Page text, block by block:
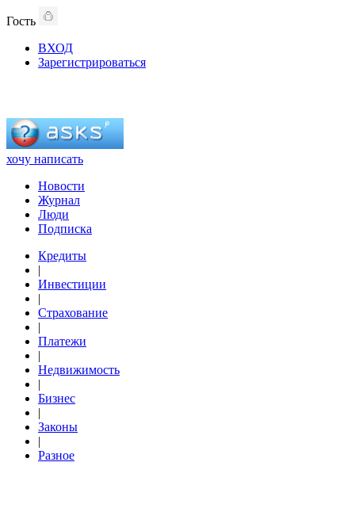
Гость
ВХОД
Зарегистрироваться
хочу написать
Новости
Журнал
Люди
Подписка
Кредиты
|
Инвестиции
|
Страхование
|
Платежи
|
Недвижимость
|
Бизнес
|
Законы
|
Разное